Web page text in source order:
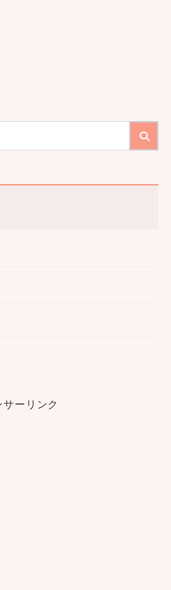
サーリンク